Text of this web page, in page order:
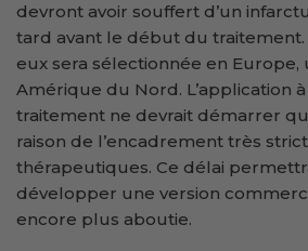
devront avoir souffert d’un
tard avant le début du traitement.
eux sera sélectionnée en Europe,
Amérique du Nord. L’application
traitement ne devrait démarrer
raison de l’encadrement très
thérapeutiques. Ce délai
développer une version
encore plus aboutie.